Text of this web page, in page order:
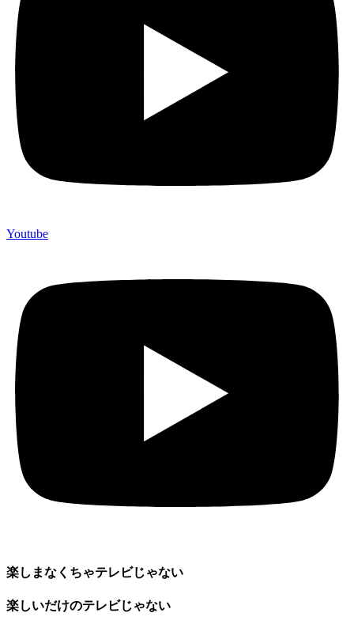
Youtube
楽しまなくちゃテレビじゃない
楽しいだけのテレビじゃない